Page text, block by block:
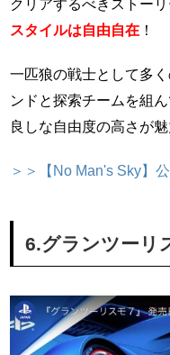
クリアするべきストー
スタイルは自由自在 ！
一匹狼の戦士として多
ンドと探索チームを組
良しな自由度の高さが魅
＞＞【No Man's Sky】
6.グランツーリ